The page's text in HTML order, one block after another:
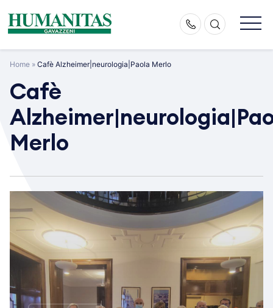
content
Home » Cafè Alzheimer|neurologia|Paola Merlo
Cafè
Merlo